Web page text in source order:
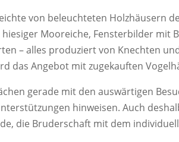
von beleuchteten Holzhäusern
Mooreiche, Fensterbilder mit
– alles produziert von Knechten
das Angebot mit zugekauften
gerade mit den auswärtigen
hinweisen. Auch
die Bruderschaft mit dem